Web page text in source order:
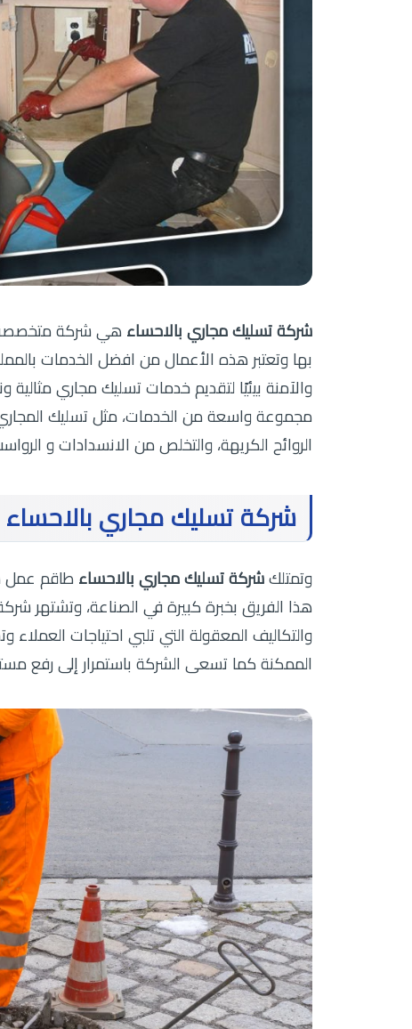
شركة تسليك مجاري بالاحساء هي شركة متخصصة
بها وتعتبر هذه الأعمال من افضل الخدمات
والآمنة بيئيًا لتقديم خدمات تسليك مجاري
مجموعة واسعة من الخدمات، مثل تسليك المجاري
الروائح الكريهة، والتخلص من الانسدادات و
شركة تسليك مجاري بالاحساء
وتمتلك شركة تسليك مجاري بالاحساء طاقم عمل
هذا الفريق بخبرة كبيرة في الصناعة، وتشتهر شركة
والتكاليف المعقولة التي تلبي احتياجات
الممكنة كما تسعى الشركة باستمرار إلى رفع